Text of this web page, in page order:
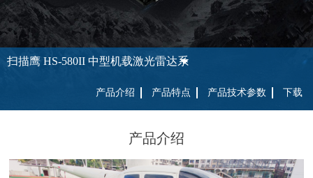
扫描鹰 HS-580II 中型机载激光雷达系统
产品介绍 产品特点 产品技术参数 下载
产品介绍